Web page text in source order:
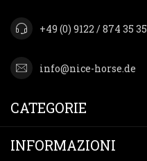
+49 (0) 9122 / 874 35 35
info@nice-horse.de
CATEGORIE
INFORMAZIONI